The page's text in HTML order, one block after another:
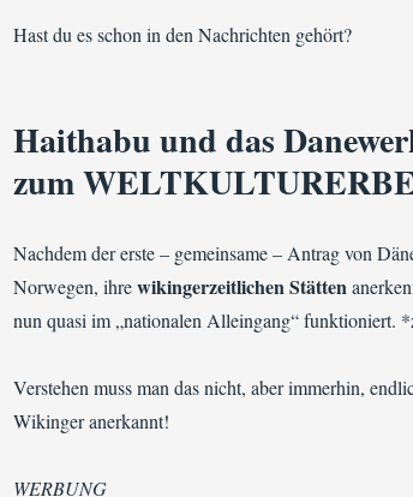
Hast du es schon in den Nachrichten gehört?
Haithabu und das
zum
Nachdem der erste – gemeinsame – Antrag von
Norwegen, ihrewikingerzeitlichen Stätten
nun quasi im „nationalen Alleingang“ funktioniert.
Verstehen muss man das nicht, aber immerhin,
Wikinger anerkannt!
WERBUNG